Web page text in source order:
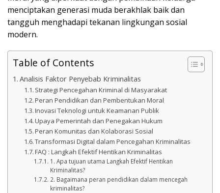
menciptakan generasi muda berakhlak baik dan
tangguh menghadapi tekanan lingkungan sosial
modern.
Table of Contents
Analisis Faktor Penyebab Kriminalitas
Strategi Pencegahan Kriminal di Masyarakat
Peran Pendidikan dan Pembentukan Moral
Inovasi Teknologi untuk Keamanan Publik
Upaya Pemerintah dan Penegakan Hukum
Peran Komunitas dan Kolaborasi Sosial
Transformasi Digital dalam Pencegahan Kriminalitas
FAQ : Langkah Efektif Hentikan Kriminalitas
1. Apa tujuan utama Langkah Efektif Hentikan
Kriminalitas?
2. Bagaimana peran pendidikan dalam mencegah
kriminalitas?